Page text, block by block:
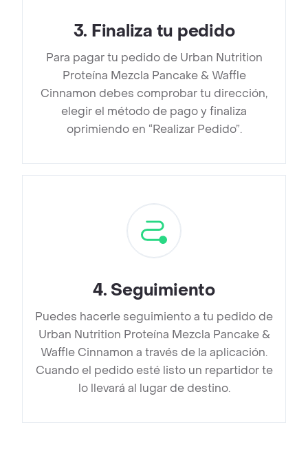
3. Finaliza tu pedido
Para pagar tu pedido de Urban Nutrition
Proteína Mezcla Pancake & Waffle
Cinnamon debes comprobar tu dirección,
elegir el método de pago y finaliza
oprimiendo en “Realizar Pedido”.
4. Seguimiento
Puedes hacerle seguimiento a tu pedido de
Urban Nutrition Proteína Mezcla Pancake &
Waffle Cinnamon a través de la aplicación.
Cuando el pedido esté listo un repartidor te
lo llevará al lugar de destino.